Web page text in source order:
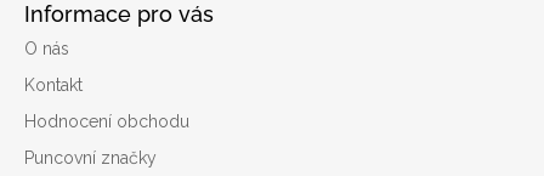
Informace pro vás
O nás
Kontakt
Hodnocení obchodu
Puncovní značky